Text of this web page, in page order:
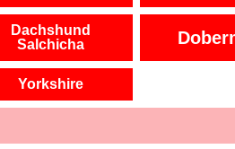
Dachshund
Salchicha
Yorkshire